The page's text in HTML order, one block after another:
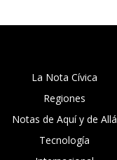
La Nota Cívica
Regiones
Notas de Aquí y de Allá
Tecnología